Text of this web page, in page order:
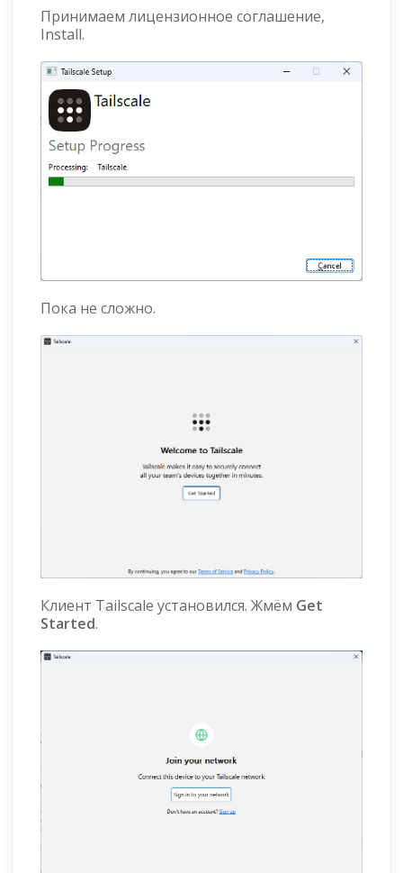
Принимаем лицензионное соглашение,
Install.
Пока не сложно.
Клиент Tailscale установился. Жмём Get
Started.